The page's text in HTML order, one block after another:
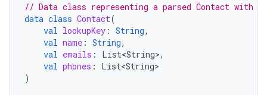
// Data class representing a parsed Contact with
data class Contact(
val lookupKey : String,
val name : String,
val emails : List<String>,
val phones :
List<String>
)